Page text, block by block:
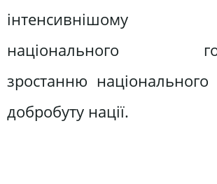
інтенсивнішому
національного
зростанню національного
добробуту нації.